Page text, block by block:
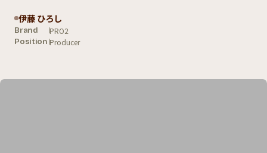
伊藤 ひろし
Brand PRO2
Position Producer